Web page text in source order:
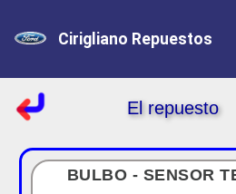
Cirigliano Repuestos
El repuesto
BULBO - SENSOR